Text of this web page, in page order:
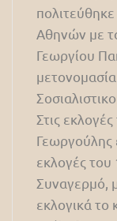
Αθηνών με
Γεωργίου
Στις
Γεωργούλης
εκλογές του
Συναγερμό,
εκλογικά